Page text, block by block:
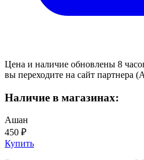
Цена и наличие обновлены 8
вы переходите на сайт партнера
Наличие в магазинах:
Ашан
450 ₽
Купить